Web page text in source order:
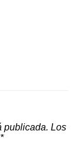
publicada. Los
*